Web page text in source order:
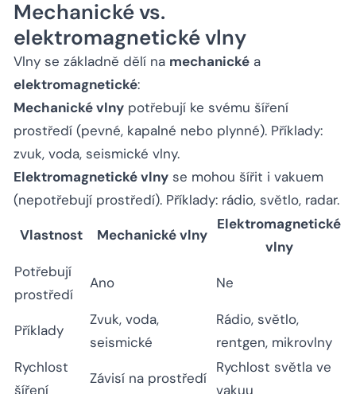
Mechanické vs.
elektromagnetické vlny
Vlny se základně dělí na mechanické a
elektromagnetické:
Mechanické vlny potřebují ke svému šíření
prostředí (pevné, kapalné nebo plynné). Příklady:
zvuk, voda, seismické vlny.
Elektromagnetické vlny se mohou šířit i vakuem
(nepotřebují prostředí). Příklady: rádio, světlo, radar.
Vlastnost
Mechanické vlny
Elektromagnetické
vlny
Potřebují
prostředí
Ano Ne
Příklady
Zvuk, voda,
seismické
Rádio, světlo,
rentgen, mikrovlny
Rychlost
šíření
Závisí na prostředí
Rychlost světla ve
vakuu